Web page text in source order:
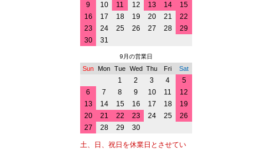
9
10 11 12 13 14
15
16
17 18 19 20 21
22
23
24 25 26 27 28
29
30
31
9月の営業日
Sun Mon Tue Wed Thu Fri Sat
1 2 3 4
5
6
7 8 9 10 11
12
13
14 15 16 17 18
19
20
21 22 23 24 25
26
27
28 29 30
土、日、祝日を休業日とさせてい